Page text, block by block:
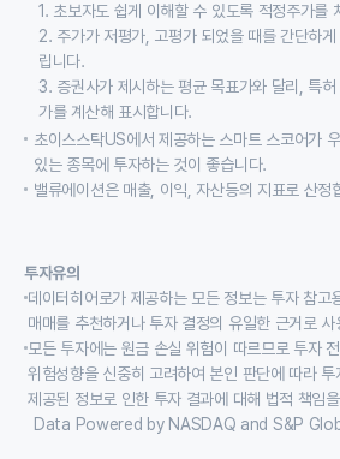
1. 초보자도 쉽게 이해할 수 있도록 적정주가를
2. 주가가 저평가, 고평가 되었을 때를 간단하
립니다.
3. 증권사가 제시하는 평균 목표가와 달리, 특
가를 계산해 표시합니다.
초이스스탁US에서 제공하는 스마트 스코어가
있는 종목에 투자하는 것이 좋습니다.
밸류에이션은 매출, 이익, 자산등의 지표로 산정
투자유의
데이터히어로가 제공하는 모든 정보는 투자 참고
매매를 추천하거나 투자 결정의 유일한 근거로
모든 투자에는 원금 손실 위험이 따르므로 투자
위험성향을 신중히 고려하여 본인 판단에 따라
제공된 정보로 인한 투자 결과에 대해 법적 책임
Data Powered by NASDAQ and S&P